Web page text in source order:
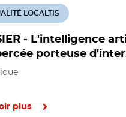
- L'intelligence
porteuse
LOCALTIS
plus